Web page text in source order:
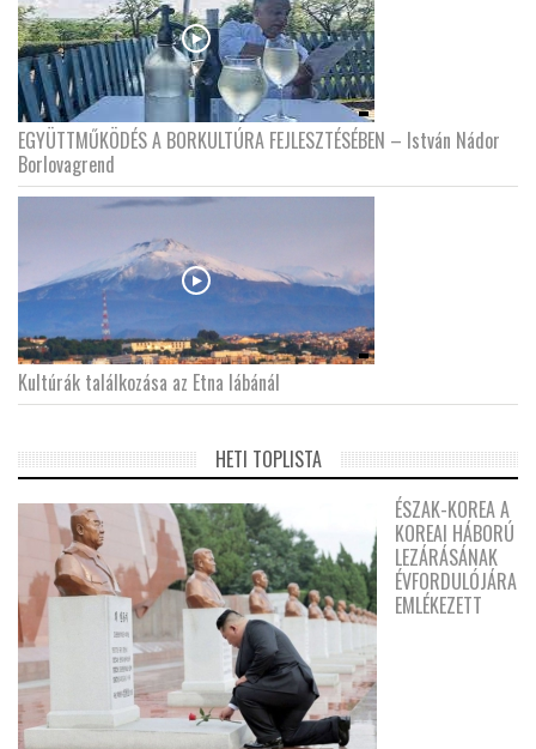
EGYÜTTMŰKÖDÉS A BORKULTÚRA FEJLESZTÉSÉBEN – István Nádor
Borlovagrend
Kultúrák találkozása az Etna lábánál
HETI TOPLISTA
ÉSZAK-KOREA A
KOREAI HÁBORÚ
LEZÁRÁSÁNAK
ÉVFORDULÓJÁRA
EMLÉKEZETT